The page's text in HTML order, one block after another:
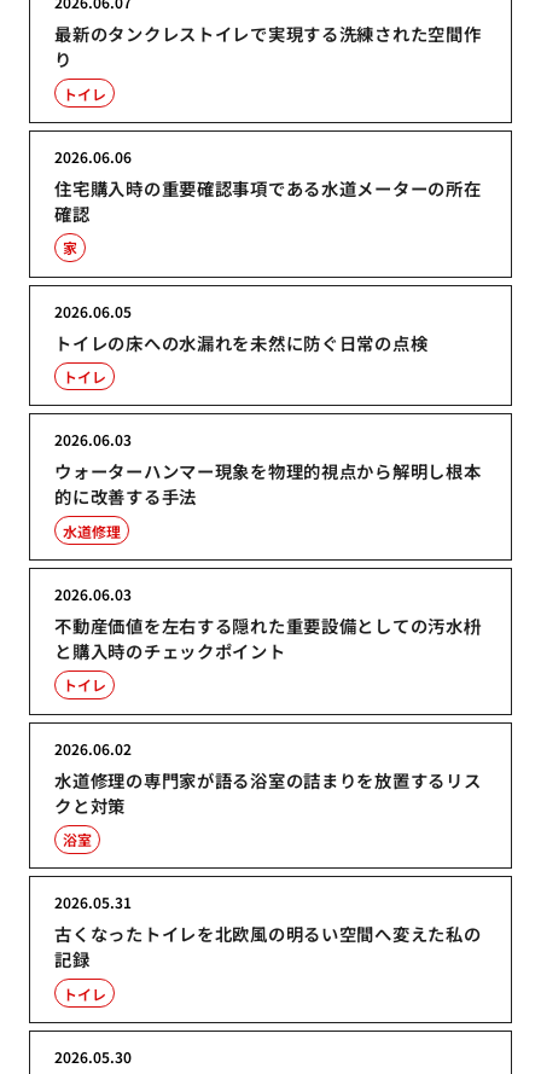
最新のタンクレストイレで実現する洗練された空間作
り
トイレ
住宅購入時の重要確認事項である水道メーターの所在
確認
2026.06.06
家
トイレの床への水漏れを未然に防ぐ日常の点検
2026.06.05
トイレ
ウォーターハンマー現象を物理的視点から解明し根本
的に改善する手法
2026.06.03
水道修理
不動産価値を左右する隠れた重要設備としての汚水枡
と購入時のチェックポイント
2026.06.03
トイレ
水道修理の専門家が語る浴室の詰まりを放置するリス
クと対策
2026.06.02
浴室
古くなったトイレを北欧風の明るい空間へ変えた私の
記録
2026.05.31
トイレ
2026.05.30